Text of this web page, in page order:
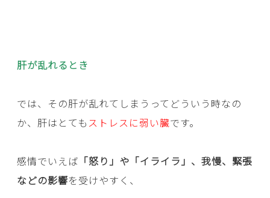
肝が乱れるとき
では、その肝が乱れてしまうってどういう時なの
か、肝はとても ストレスに弱い臓です。
感情でいえば 「怒り」や「イライラ」、我慢、緊張
などの影響を受けやすく、